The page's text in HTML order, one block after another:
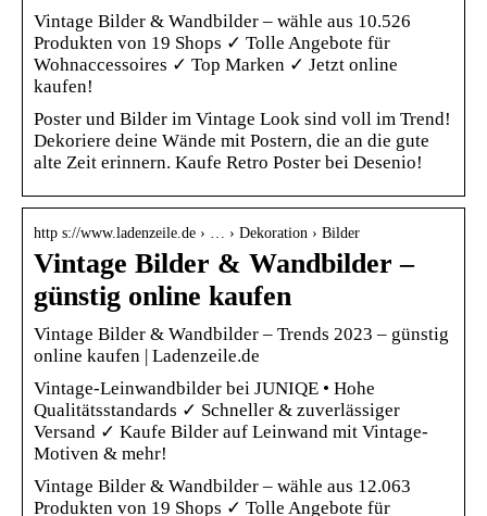
Vintage Bilder & Wandbilder – wähle aus 10.526
Produkten von 19 Shops ✓ Tolle Angebote für
Wohnaccessoires ✓ Top Marken ✓ Jetzt online
kaufen!
Poster und Bilder im Vintage Look sind voll im Trend!
Dekoriere deine Wände mit Postern, die an die gute
alte Zeit erinnern. Kaufe Retro Poster bei Desenio!
http s://www.ladenzeile.de › … › Dekoration › Bilder
Vintage Bilder & Wandbilder –
günstig online kaufen
Vintage Bilder & Wandbilder – Trends 2023 – günstig
online kaufen | Ladenzeile.de
Vintage-Leinwandbilder bei JUNIQE • Hohe
Qualitätsstandards ✓ Schneller & zuverlässiger
Versand ✓ Kaufe Bilder auf Leinwand mit Vintage-
Motiven & mehr!
Vintage Bilder & Wandbilder – wähle aus 12.063
Produkten von 19 Shops ✓ Tolle Angebote für